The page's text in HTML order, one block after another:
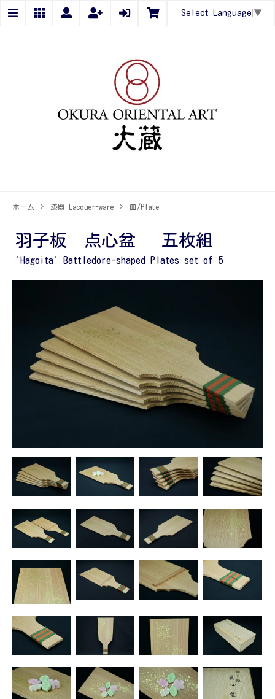
Select Language ▼
ホーム > 漆器 Lacquer-ware > 皿/Plate
羽子板 点心盆 五枚組
'Hagoita' Battledore-shaped Plates set of 5